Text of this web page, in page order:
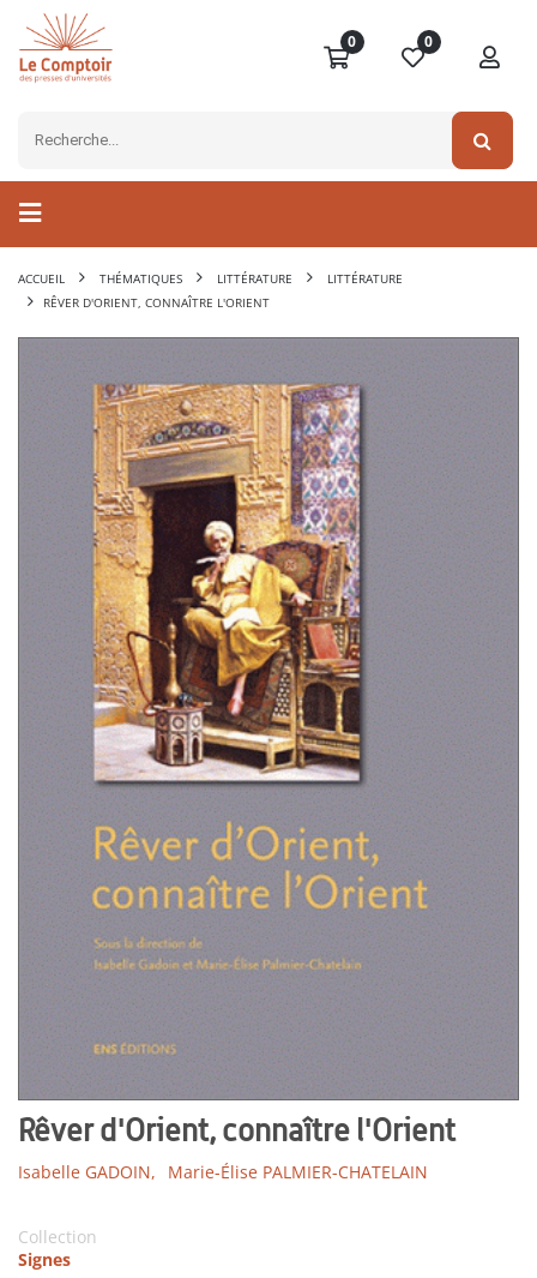
0 0
ACCUEIL THÉMATIQUES LITTÉRATURE
LITTÉRATURE
RÊVER D'ORIENT, CONNAÎTRE L'ORIENT
Rêver d'Orient, connaître l'Orient
Isabelle GADOIN, Marie-Élise PALMIER-CHATELAIN
Collection
Signes